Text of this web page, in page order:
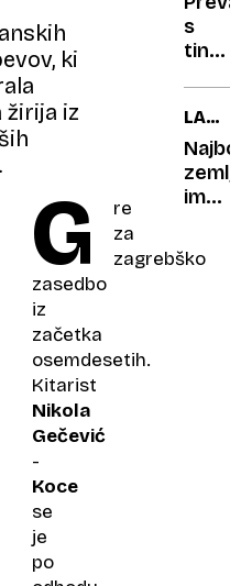
ki
žirija iz
G
re
za
zagrebško
zasedbo
iz
začetka
osemdesetih.
Kitarist
Nikola
Gečević
-
Koce
se
je
po
njihov
jedilnik
s
Gruziji
LARRY
ima